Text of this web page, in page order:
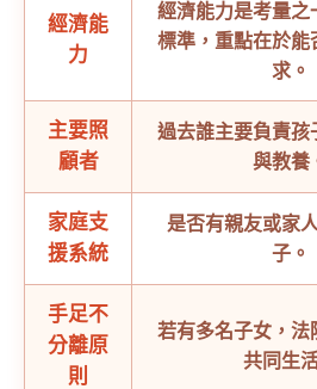
經濟能
力
經濟能力是考量之
標準，重點在於能
求。
主要照
顧者
過去誰主要負責孩
與教養
家庭支
援系統
是否有親友或家
子。
手足不
分離原
則
若有多名子女，法
共同生